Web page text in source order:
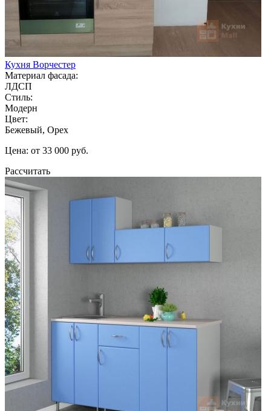
Кухня Ворчестер
Материал фасада:
ЛДСП
Стиль:
Модерн
Цвет:
Бежевый, Орех
Цена: от 33 000 руб.
Рассчитать